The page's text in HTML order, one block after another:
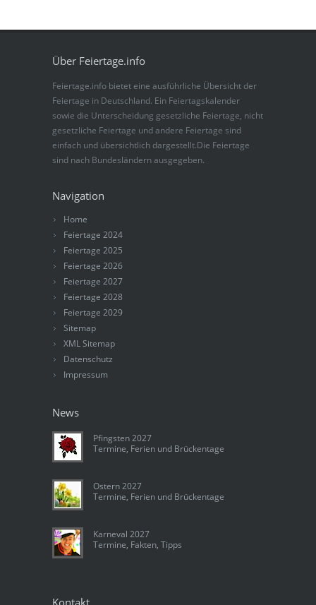
Über Feiertage.info
Feiertage.info bietet eine ausführliche Übersicht der
Feiertage in Deutschland. Ein Feiertagskalender
sowie die Unterscheidung gesetzliche Feiertage, nicht
gesetzliche Feiertage und andere Feiertage sind
einfach und übersichtlich dargestellt.Die Feiertage
sind nach Bundesländern ausgegeben.
Navigation
Home
Feiertage 2024
Feiertage 2025
Feiertage 2026
Feiertage 2027
Feiertage 2028
Feiertage 2029
Sitemap
XML Sitemap
Datenschutz
Impressum
News
Pfingsten 2027
Termine, Ferien und Brückentage
Ostern 2027
Termine, Ferien und Brückentage
Karneval 2027
Termine, Fakten, Tipps
Kontakt